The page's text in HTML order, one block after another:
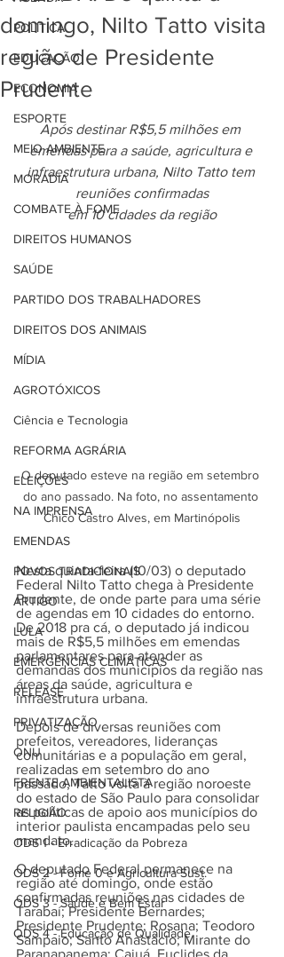
POLÍTICA
EDUCAÇÃO
ECONOMIA
ESPORTE
MEIO AMBIENTE
MORADIA
COMBATE À FOME
DIREITOS HUMANOS
SAÚDE
PARTIDO DOS TRABALHADORES
DIREITOS DOS ANIMAIS
MÍDIA
AGROTÓXICOS
Ciência e Tecnologia
REFORMA AGRÁRIA
ELEIÇÕES
NA IMPRENSA
EMENDAS
POVOS TRADICIONAIS
ARTIGO
LULA
EMERGÊNCIAS CLIMÁTICAS
RELEASE
PRIVATIZAÇÃO
ONU
FRENTE AMBIENTALISTA
RELIGIÃO
ODS 1 - Erradicação da Pobreza
ODS 2 - Fome 0 e Agricultura Sust.
ODS 3 - Saúde e Bem Estar
ODS 4 - Educação de Qualidade
domingo, Nilto Tatto visita
região de Presidente
Prudente
Após destinar R$5,5 milhões em
emendas para a saúde, agricultura e
infraestrutura urbana, Nilto Tatto tem
reuniões confirmadas
em 10 cidades da região
O deputado esteve na região em setembro
do ano passado. Na foto, no assentamento
Chico Castro Alves, em Martinópolis
Nesta quinta-feira (10/03) o deputado
Federal Nilto Tatto chega à Presidente
Prudente, de onde parte para uma série
de agendas em 10 cidades do entorno.
De 2018 pra cá, o deputado já indicou
mais de R$5,5 milhões em emendas
parlamentares para atender as
demandas dos municípios da região nas
áreas da saúde, agricultura e
infraestrutura urbana.
Depois de diversas reuniões com
prefeitos, vereadores, lideranças
comunitárias e a população em geral,
realizadas em setembro do ano
passado, Tatto volta à região noroeste
do estado de São Paulo para consolidar
as politicas de apoio aos municípios do
interior paulista encampadas pelo seu
mandato.
O deputado Federal permanece na
região até domingo, onde estão
confirmadas reuniões nas cidades de
Tarabaí; Presidente Bernardes;
Presidente Prudente; Rosana; Teodoro
Sampaio; Santo Anastácio; Mirante do
Paranapanema; Caiuá, Euclides da